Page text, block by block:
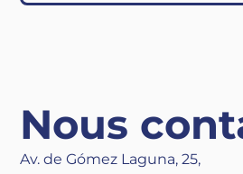
Nous
Av. de Gómez Laguna, 25,